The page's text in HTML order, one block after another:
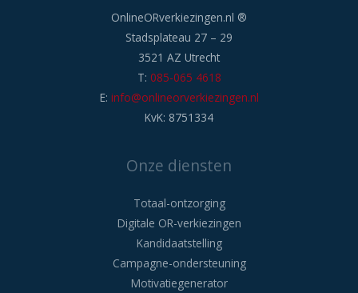
OnlineORverkiezingen.nl ®
Stadsplateau 27 – 29
3521 AZ Utrecht
T: 085-065 4618
E: info@onlineorverkiezingen.nl
KvK: 8751334
Onze diensten
Totaal-ontzorging
Digitale OR-verkiezingen
Kandidaatstelling
Campagne-ondersteuning
Motivatiegenerator